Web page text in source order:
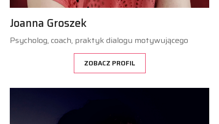
Joanna Groszek
Psycholog, coach, praktyk dialogu motywującego
ZOBACZ PROFIL